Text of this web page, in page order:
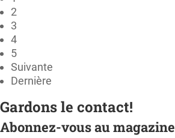
2
3
4
5
Suivante
Dernière
Gardons le contact!
Abonnez-vous au magazine